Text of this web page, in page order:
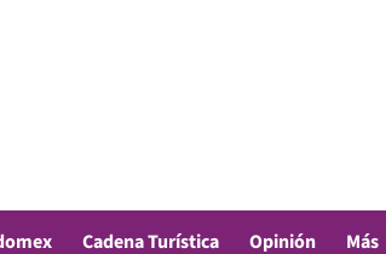
Cadena Turística Opinión Más